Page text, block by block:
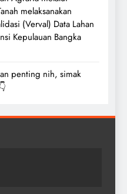
melaksanakan
(Verval) Data Lahan
Kepulauan Bangka
penting nih, simak